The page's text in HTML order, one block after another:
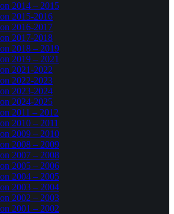
2014 – 2015
2015-2016
2016-2017
2017-2018
2018 – 2019
2019 – 2021
2021-2022
2022-2023
2023-2024
2024-2025
2011 – 2012
2010 – 2011
2009 – 2010
2008 – 2009
2007 – 2008
2005 – 2006
2004 – 2005
2003 – 2004
2002 – 2003
2001 – 2002